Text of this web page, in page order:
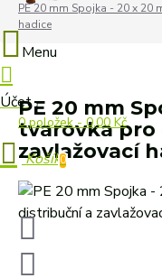
0 položek - 0,00 Kč
0
PE 20 mm Spojka - 20 x
hadice
PE 20 mm
tvarovka
zavlažovací